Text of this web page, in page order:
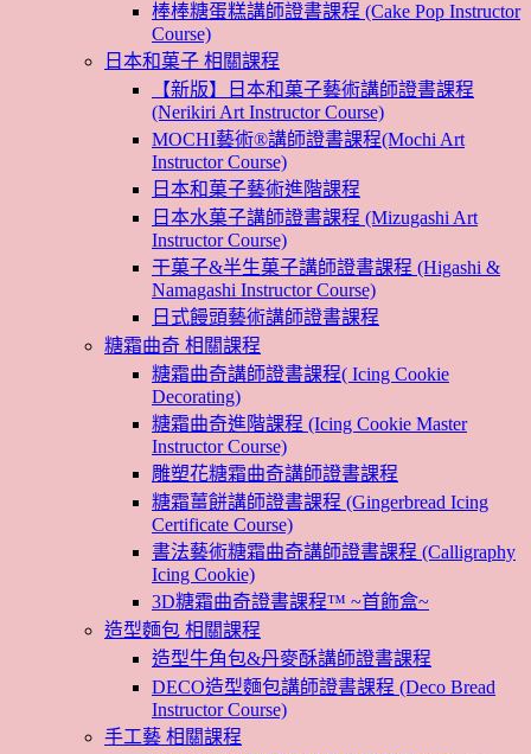
棒棒糖蛋糕講師證書課程 (Cake Pop Instructor
Course)
日本和菓子 相關課程
【新版】日本和菓子藝術講師證書課程
(Nerikiri Art Instructor Course)
MOCHI藝術®講師證書課程(Mochi Art
Instructor Course)
日本和菓子藝術進階課程
日本水菓子講師證書課程 (Mizugashi Art
Instructor Course)
干菓子&半生菓子講師證書課程 (Higashi &
Namagashi Instructor Course)
日式饅頭藝術講師證書課程
糖霜曲奇 相關課程
糖霜曲奇講師證書課程( Icing Cookie
Decorating)
糖霜曲奇進階課程 (Icing Cookie Master
Instructor Course)
雕塑花糖霜曲奇講師證書課程
糖霜薑餅講師證書課程 (Gingerbread Icing
Certificate Course)
書法藝術糖霜曲奇講師證書課程 (Calligraphy
Icing Cookie)
3D糖霜曲奇證書課程™ ~首飾盒~
造型麵包 相關課程
造型牛角包&丹麥酥講師證書課程
DECO造型麵包講師證書課程 (Deco Bread
Instructor Course)
手工藝 相關課程